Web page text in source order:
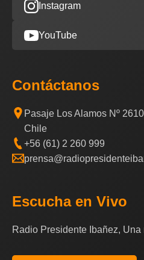
Instagram
YouTube
Contáctanos
Pasaje Los Alamos Nº
Chile
+56 (61) 2 260 999
Escucha en Vivo
Radio Presidente Ibañez,